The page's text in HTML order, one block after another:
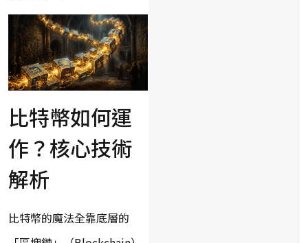
比特幣如何運
作？核心技術
解析
比特幣的魔法全靠底層的